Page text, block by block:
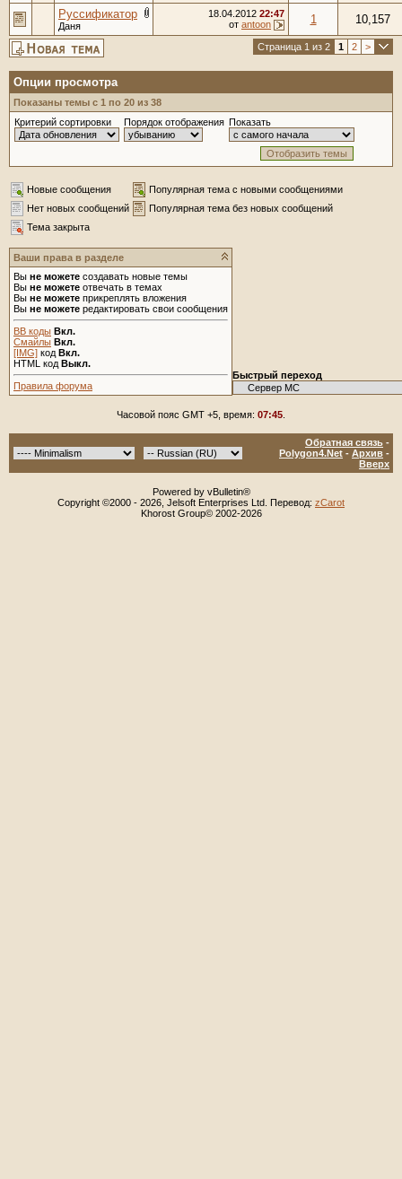
Руссификатор
Даня
18.04.2012 22:47
от antoon 1 10,157
Страница 1 из 2 1 2 >
Опции просмотра
Показаны темы с 1 по 20 из 38
Критерий сортировки
Порядок отображения Показать
Новые сообщения
Популярная тема с новыми сообщениями
Нет новых сообщений
Популярная тема без новых сообщений
Тема закрыта
Ваши права в разделе
Вы не можете создавать новые темы
Вы не можете отвечать в темах
Вы не можете прикреплять вложения
Вы не можете редактировать свои сообщения
BB коды Вкл.
Смайлы Вкл.
[IMG] код Вкл.
HTML код Выкл.
Правила форума
Быстрый переход
Часовой пояс GMT +5, время: 07:45
Обратная связь -
Polygon4.Net - Архив -
Вверх
Powered by vBulletin®
Copyright ©2000 - 2026, Jelsoft Enterprises Ltd. Перевод: zCarot
Khorost Group© 2002-2026